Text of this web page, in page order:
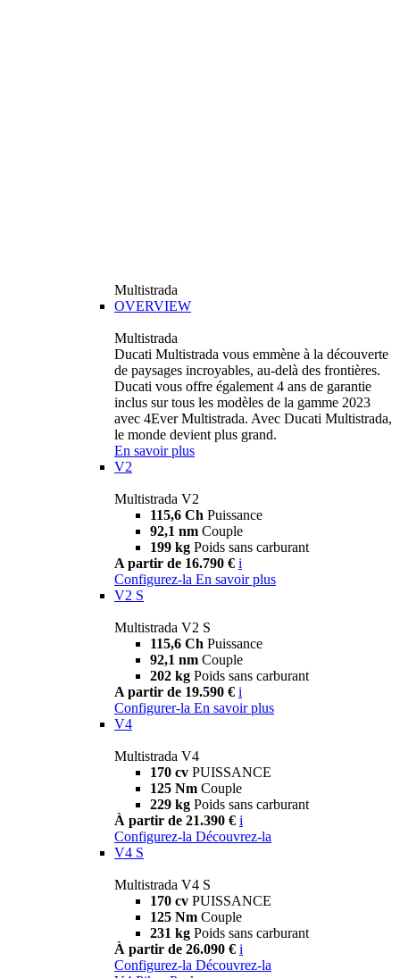
Multistrada
OVERVIEW
Multistrada
Ducati Multistrada vous emmène à la découverte
de paysages incroyables, au-delà des frontières.
Ducati vous offre également 4 ans de garantie
inclus sur tous les modèles de la gamme 2023
avec 4Ever Multistrada. Avec Ducati Multistrada,
le monde devient plus grand.
En savoir plus
V2
Multistrada V2
115,6 Ch Puissance
92,1 nm Couple
199 kg Poids sans carburant
A partir de 16.790 € i
Configurez-la En savoir plus
V2 S
Multistrada V2 S
115,6 Ch Puissance
92,1 nm Couple
202 kg Poids sans carburant
A partir de 19.590 € i
Configurer-la En savoir plus
V4
Multistrada V4
170 cv PUISSANCE
125 Nm Couple
229 kg Poids sans carburant
À partir de 21.390 € i
Configurez-la Découvrez-la
V4 S
Multistrada V4 S
170 cv PUISSANCE
125 Nm Couple
231 kg Poids sans carburant
À partir de 26.090 € i
Configurez-la Découvrez-la